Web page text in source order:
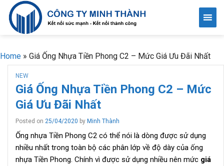
Skip
content
Home » Giá Ống Nhựa Tiền Phong C2 – Mức Giá Ưu Đãi Nhất
NEW
Giá Ống Nhựa Tiền Phong C2 – Mức
Giá Ưu Đãi Nhất
Posted on 25/04/2020 by Minh Thành
Ống nhựa Tiền Phong C2 có thể nói là dòng được sử dụng
nhiều nhất trong toàn bộ các phân lớp về độ dày của ống
nhựa Tiền Phong. Chính vì được sử dụng nhiều nên mức giá